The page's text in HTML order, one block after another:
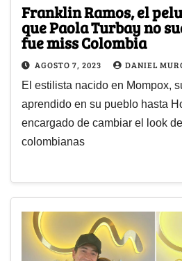
Franklin Ramos, el
que Paola Turbay no
fue miss Colombia
AGOSTO 7, 2023 DANIEL
El estilista nacido en Mompox,
aprendido en su pueblo hasta
encargado de cambiar el look
colombianas